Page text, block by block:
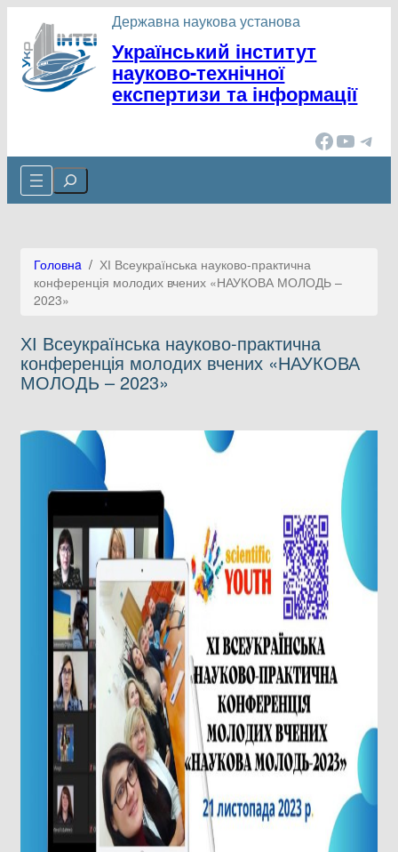
Державна наукова установа
Український інститут
науково-технічної
експертизи та інформації
Facebook YouTube Telegram
Cerca
Головнa / ХІ Всеукраїнська науково-практична
конференція молодих вчених «НАУКОВА МОЛОДЬ –
2023»
ХІ Всеукраїнська науково-практична
конференція молодих вчених «НАУКОВА
МОЛОДЬ – 2023»